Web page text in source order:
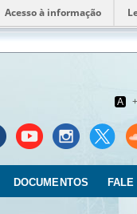
Acesso à informação
A
DOCUMENTOS FALE